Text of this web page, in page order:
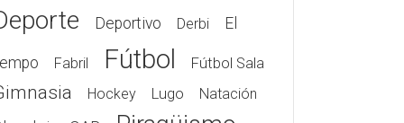
Deportivo Derbi El
Fabril Fútbol Fútbol Sala
Hockey Lugo Natación